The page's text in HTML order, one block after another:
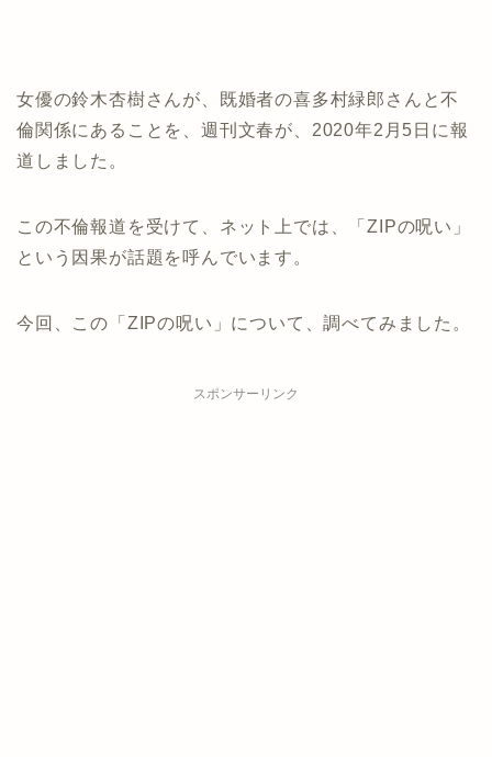
女優の鈴木杏樹さんが、既婚者の喜多村緑郎さんと不
倫関係にあることを、週刊文春が、2020年2月5日に報
道しました。
この不倫報道を受けて、ネット上では、「ZIPの呪い」
という因果が話題を呼んでいます。
今回、この「ZIPの呪い」について、調べてみました。
スポンサーリンク